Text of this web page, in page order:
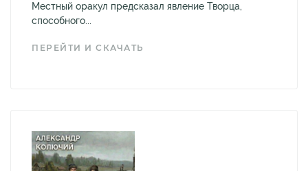
Местный оракул предсказал явление Творца,
способного...
ПЕРЕЙТИ И СКАЧАТЬ